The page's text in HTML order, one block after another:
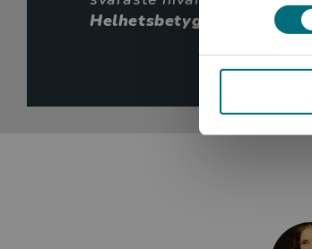
Helhetsbetyg 4 av 5